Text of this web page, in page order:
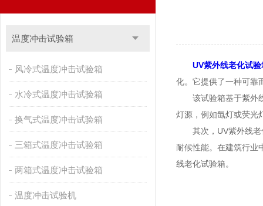
自然恒温对流试验箱 自动化产线高低温试验箱
新能源专用设备 PCT高压加速老化试验机
绝缘裂化.特性评价系统
温度冲击试验箱
风冷式温度冲击试验箱
水冷式温度冲击试验箱
换气式温度冲击试验箱
三箱式温度冲击试验箱
两箱式温度冲击试验箱
温度冲击试验机
UV紫外线老化试验
化。它提供了一种可靠
该试验箱基于紫外线
灯源，例如氙灯或荧光
其次，UV紫外线老化
耐候性能。在建筑行业
线老化试验箱。